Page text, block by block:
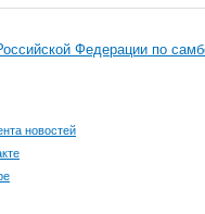
Федерации по
новостей